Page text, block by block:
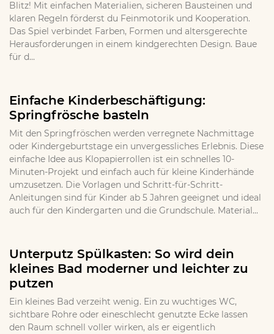
Blitz! Mit einfachen Materialien, sicheren Bausteinen und
klaren Regeln förderst du Feinmotorik und Kooperation.
Das Spiel verbindet Farben, Formen und altersgerechte
Herausforderungen in einem kindgerechten Design. Baue
für d...
Einfache Kinderbeschäftigung:
Springfrösche basteln
Mit den Springfröschen werden verregnete Nachmittage
oder Kindergeburtstage ein unvergessliches Erlebnis. Diese
einfache Idee aus Klopapierrollen ist ein schnelles 10-
Minuten-Projekt und einfach auch für kleine Kinderhände
umzusetzen. Die Vorlagen und Schritt-für-Schritt-
Anleitungen sind für Kinder ab 5 Jahren geeignet und ideal
auch für den Kindergarten und die Grundschule. Material...
Unterputz Spülkasten: So wird dein
kleines Bad moderner und leichter zu
putzen
Ein kleines Bad verzeiht wenig. Ein zu wuchtiges WC,
sichtbare Rohre oder eineschlecht genutzte Ecke lassen
den Raum schnell voller wirken, als er eigentlich